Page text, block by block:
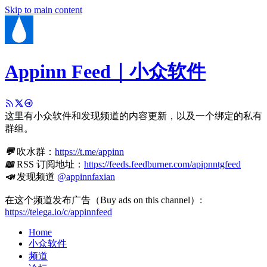
Skip to main content
Appinn Feed｜小众软件
这里有小众软件和发现频道的内容更新，以及一个绑定的私有
群组。
💬吹水群： https://t.me/appinn
📖RSS 订阅地址： https://feeds.feedburner.com/apipnntgfeed
📣发现频道 @appinnfaxian
在这个频道发布广告（Buy ads on this channel）:
https://telega.io/c/appinnfeed
Home
小众软件
频道